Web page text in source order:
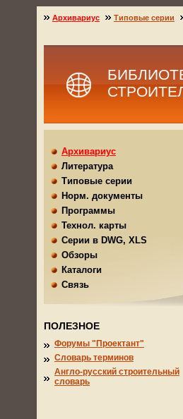
Архивариус Типовые серии
Архивариус
Литература
Типовые серии
Норм. документы
Программы
Технол. карты
Серии в DWG, XLS
Обзоры
Каталоги
Связь
ПОЛЕЗНОЕ
Форумы "Проектант"
Словарь терминов
Англо-русский строительный
словарь